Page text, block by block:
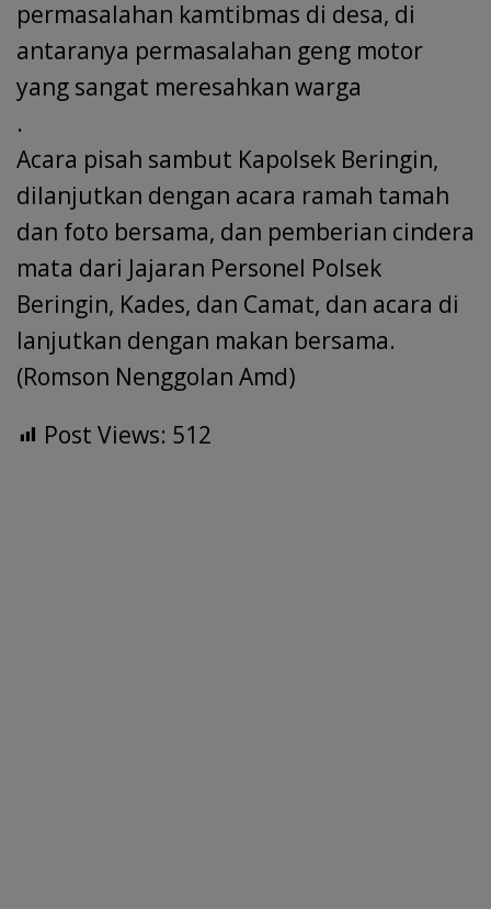
permasalahan kamtibmas di desa, di
antaranya permasalahan geng motor
yang sangat meresahkan warga
.
Acara pisah sambut Kapolsek Beringin,
dilanjutkan dengan acara ramah tamah
dan foto bersama, dan pemberian cindera
mata dari Jajaran Personel Polsek
Beringin, Kades, dan Camat, dan acara di
lanjutkan dengan makan bersama.
(Romson Nenggolan Amd)
Post Views: 512